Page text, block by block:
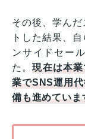
その後、学ん
トした結果、
ンサイドセー
た。現在は本
業でSNS運用
備も進めていま